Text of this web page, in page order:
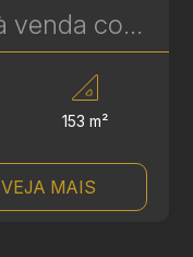
Cobertura mobiliada à venda com 3 suítes no Hugo Lange - 204 m² - Niob Graciosa | Ref. 1785
153 m²
VEJA MAIS